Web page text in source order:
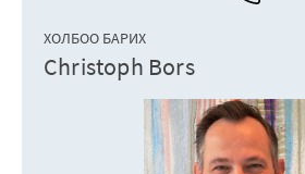
ХОЛБОО БАРИХ
Christoph Bors